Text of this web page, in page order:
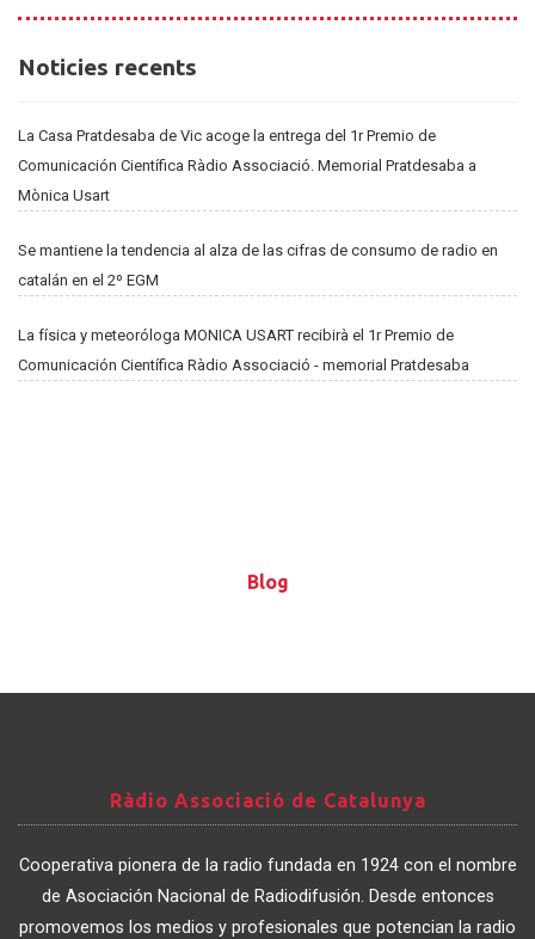
Noticies
Noticies recents
La Casa Pratdesaba de Vic acoge la entrega del 1r Premio de
Comunicación Científica Ràdio Associació. Memorial Pratdesaba a
Mònica Usart
Se mantiene la tendencia al alza de las cifras de consumo de radio en
catalán en el 2º EGM
La física y meteoróloga MONICA USART recibirà el 1r Premio de
Comunicación Científica Ràdio Associació - memorial Pratdesaba
Blog
Blog
Associació
de
Catalunya
Ràdio Associació de Catalunya
Cooperativa pionera de la radio fundada en 1924 con el nombre
de Asociación Nacional de Radiodifusión. Desde entonces
promovemos los medios y profesionales que potencian la radio